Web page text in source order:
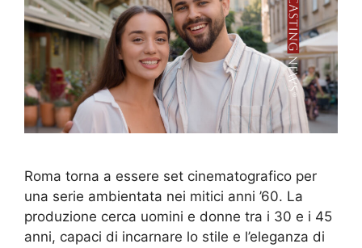
Roma torna a essere set cinematografico per
una serie ambientata nei mitici anni ’60. La
produzione cerca uomini e donne tra i 30 e i 45
anni, capaci di incarnare lo stile e l’eleganza di